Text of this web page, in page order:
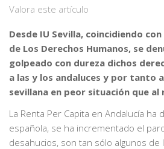
Valora este artículo
Desde IU Sevilla, coincidiendo
de Los Derechos Humanos, se
golpeado con dureza dichos
a las y los andaluces y por tanto
sevillana en peor situación que al
La Renta Per Capita en Andalucía ha
española, se ha incrementado el
desahucios, son tan sólo algunos de